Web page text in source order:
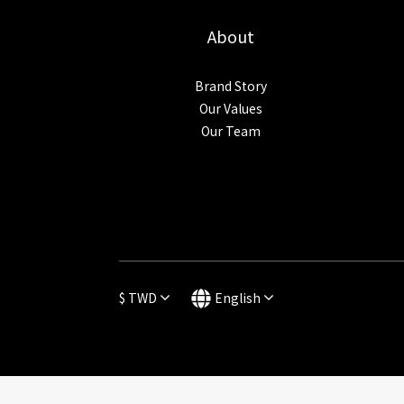
About
Brand Story
Our Values
Our Team
$ TWD English